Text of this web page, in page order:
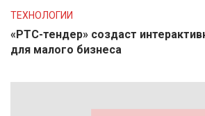
ТЕХНОЛОГИИ
«РТС-тендер» создаст
для малого бизнеса